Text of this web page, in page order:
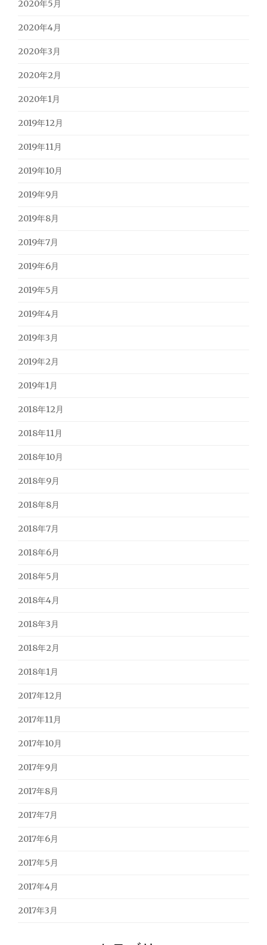
2020年5月
2020年4月
2020年3月
2020年2月
2020年1月
2019年12月
2019年11月
2019年10月
2019年9月
2019年8月
2019年7月
2019年6月
2019年5月
2019年4月
2019年3月
2019年2月
2019年1月
2018年12月
2018年11月
2018年10月
2018年9月
2018年8月
2018年7月
2018年6月
2018年5月
2018年4月
2018年3月
2018年2月
2018年1月
2017年12月
2017年11月
2017年10月
2017年9月
2017年8月
2017年7月
2017年6月
2017年5月
2017年4月
2017年3月